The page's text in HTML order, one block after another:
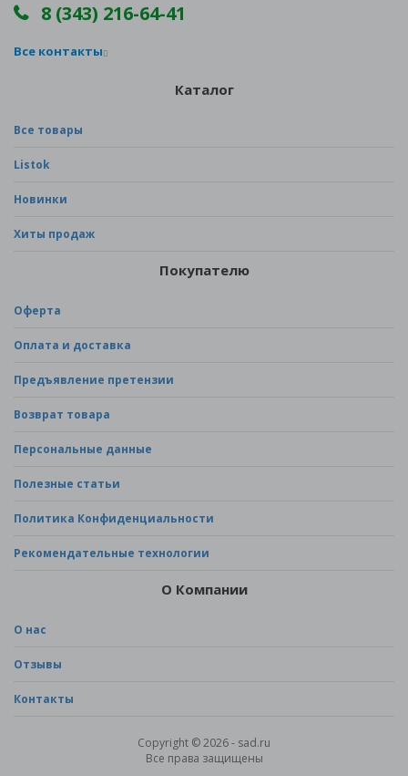
8 (343) 216-64-41
Все контакты
Каталог
Все товары
Listok
Новинки
Хиты продаж
Покупателю
Оферта
Оплата и доставка
Предъявление претензии
Возврат товара
Персональные данные
Полезные статьи
Политика Конфиденциальности
Рекомендательные технологии
О Компании
О нас
Отзывы
Контакты
Copyright © 2026 - sad.ru
Все права защищены